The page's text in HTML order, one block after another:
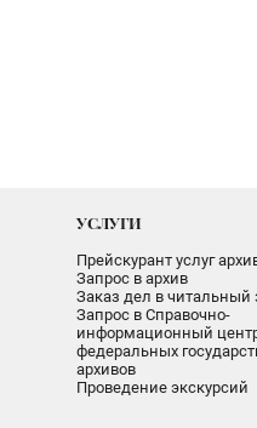
УСЛУГИ
Прейскурант услуг
Запрос в архив
Заказ дел в читальный
Запрос в Справочно-
информационный
федеральных
архивов
Проведение экскурсий